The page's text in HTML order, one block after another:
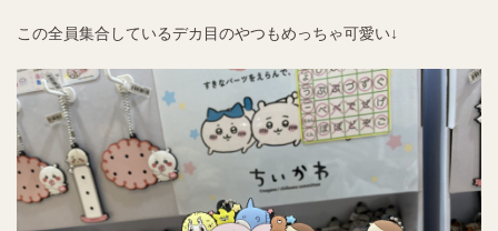
この全員集合しているデカ目のやつもめっちゃ可愛い↓